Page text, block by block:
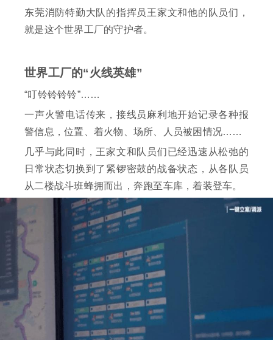
东莞消防特勤大队的指挥员王家文和他的队员们，
就是这个世界工厂的守护者。
世界工厂的“火线英雄”
“叮铃铃铃铃”……
一声火警电话传来，接线员麻利地开始记录各种报
警信息，位置、着火物、场所、人员被困情况……
几乎与此同时，王家文和队员们已经迅速从松弛的
日常状态切换到了紧锣密鼓的战备状态，从各队员
从二楼战斗班蜂拥而出，奔跑至车库，着装登车。